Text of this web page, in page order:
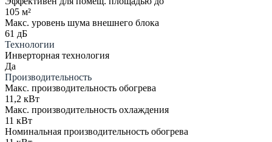
105 м²
Макс. уровень шума внешнего блока
61 дБ
Технологии
Инверторная технология
Да
Производительность
Макс. производительность обогрева
11,2 кВт
Макс. производительность охлаждения
11 кВт
Номинальная производительность обогрева